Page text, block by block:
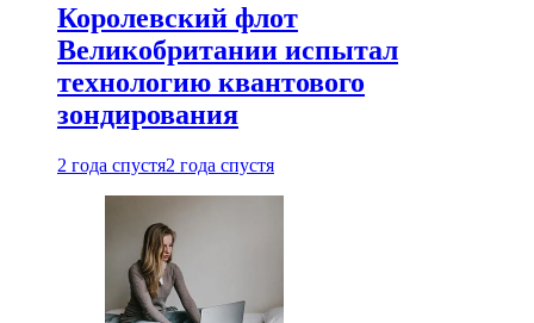
Королевский флот
Великобритании испытал
технологию квантового
зондирования
2 года спустя2 года спустя